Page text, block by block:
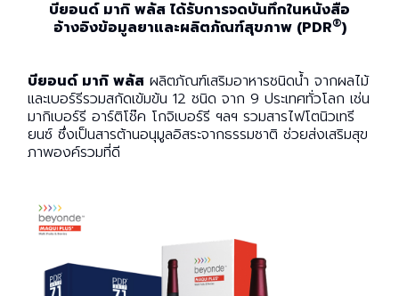
ธุรกิจ
ไลฟ์
พลัส
Facebook
บียอนด์ มากิ พลัส ได้รับการจดบันทึกในหนังสือ
อ้างอิงข้อมูลยาและผลิตภัณฑ์สุขภาพ (PDR®)
บียอนด์ มากิ พลัส ผลิตภัณฑ์เสริมอาหารชนิดน้ำ จากผลไม้
และเบอร์รีรวมสกัดเข้มข้น 12 ชนิด จาก 9 ประเทศทั่วโลก เช่น
มากิเบอร์รี อาร์ติโช๊ค โกจิเบอร์รี ฯลฯ รวมสารไฟโตนิวเทรี
ยนซ์ ซึ่งเป็นสารต้านอนุมูลอิสระจากธรรมชาติ ช่วยส่งเสริมสุข
ภาพองค์รวมที่ดี